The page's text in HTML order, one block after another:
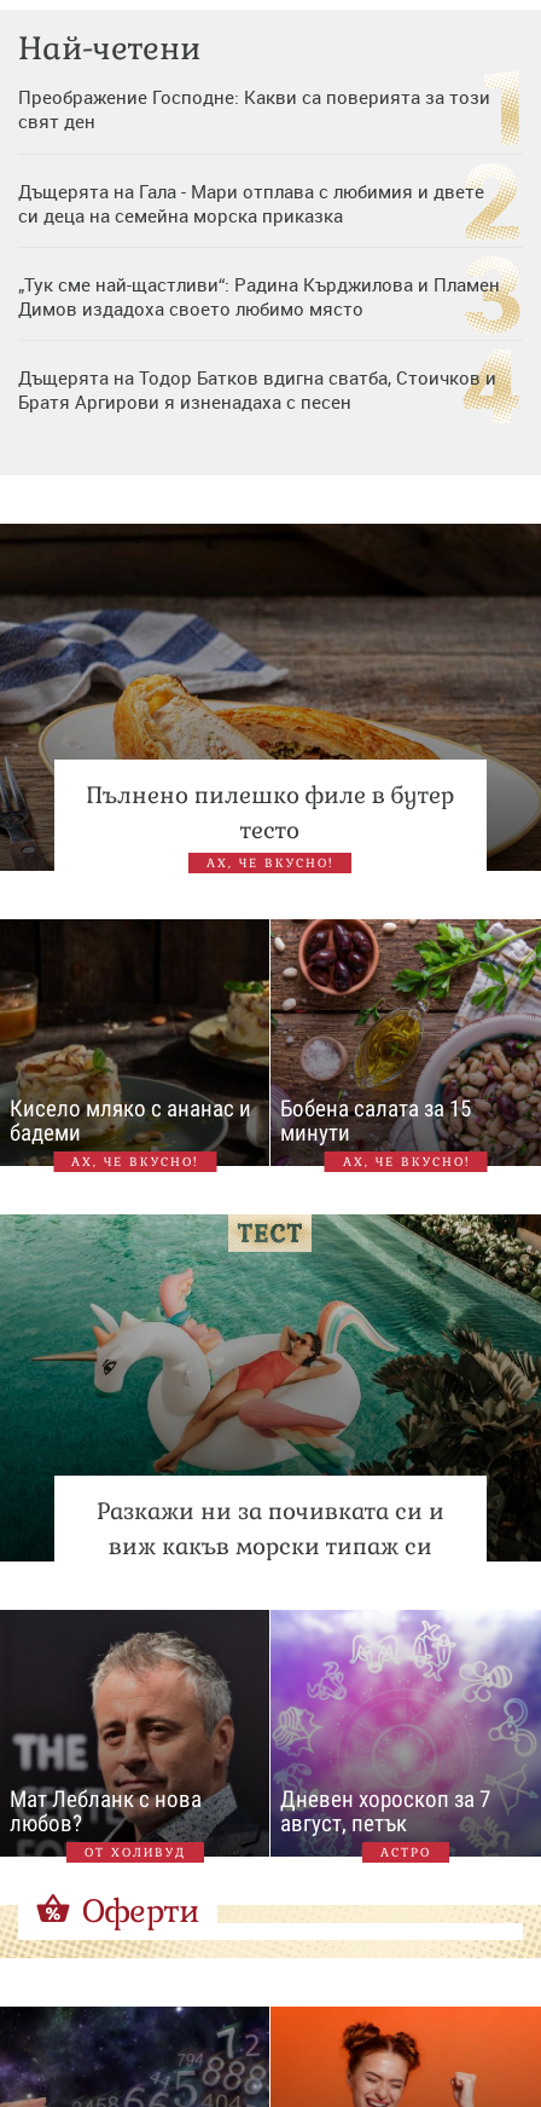
Най-четени
Преображение Господне: Какви са поверията за този
свят ден
Дъщерята на Гала - Мари отплава с любимия и двете
си деца на семейна морска приказка
„Тук сме най-щастливи“: Радина Кърджилова и Пламен
Димов издадоха своето любимо място
Дъщерята на Тодор Батков вдигна сватба, Стоичков и
Братя Аргирови я изненадаха с песен
Пълнено пилешко филе в бутер
тесто
АХ, ЧЕ ВКУСНО!
Кисело мляко с ананас и
бадеми
АХ, ЧЕ ВКУСНО!
Бобена салата за 15
минути
АХ, ЧЕ ВКУСНО!
Разкажи ни за почивката си и
виж какъв морски типаж си
Мат Лебланк с нова
любов?
ОТ ХОЛИВУД
Дневен хороскоп за 7
август, петък
АСТРО
Оферти